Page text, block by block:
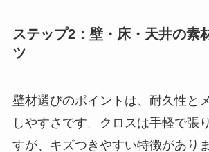
ステップ2：壁・床・天井の素
ツ
壁材選びのポイントは、耐久性と
しやすさです。クロスは手軽で張
すが、キズつきやすい特徴があり